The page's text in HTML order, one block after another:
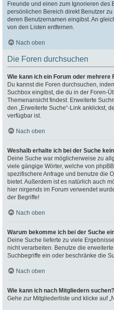
Freunde und einen zum Ignorieren des
persönlichen Bereich direkt Benutzer
deren Benutzernamen eingibst. An
von den Listen entfernen.
Nach oben
Die Foren durchsuchen
Wie kann ich ein Forum oder mehrere
Du kannst die Foren durchsuchen,
Suchbox eingibst, die du in der Foren-
Themenansicht findest. Erweiterte
den „Erweiterte Suche“-Link anklickst,
verfügbar ist.
Nach oben
Weshalb erhalte ich bei der Suche
Deine Suche war möglicherweise zu
viele gängige Wörter, welche von
spezifischere Anfrage und benutze die
bietet. Außerdem ist es natürlich auch
hier nirgends im Forum verwendet
der Begriffe!
Nach oben
Warum bekomme ich bei der Suche
Deine Suche lieferte zu viele
nicht verarbeiten. Benutze die
Suchbegriffe ein oder beschränke die
Nach oben
Wie kann ich nach Mitgliedern suchen?
Gehe zur Mitgliederliste und klicke auf